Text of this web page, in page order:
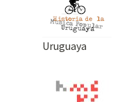
Uruguaya